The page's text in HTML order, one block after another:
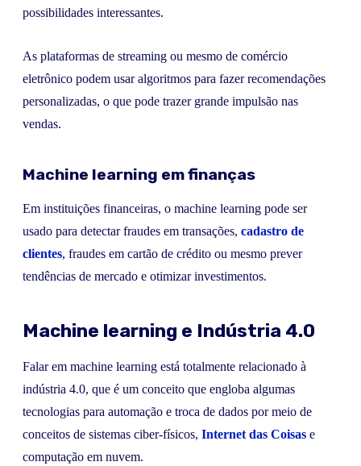
possibilidades interessantes.
As plataformas de streaming ou mesmo de comércio
eletrônico podem usar algoritmos para fazer recomendações
personalizadas, o que pode trazer grande impulsão nas
vendas.
Machine learning em finanças
Em instituições financeiras, o machine learning pode ser
usado para detectar fraudes em transações, cadastro de
clientes, fraudes em cartão de crédito ou mesmo prever
tendências de mercado e otimizar investimentos.
Machine learning e Indústria 4.0
Falar em machine learning está totalmente relacionado à
indústria 4.0, que é um conceito que engloba algumas
tecnologias para automação e troca de dados por meio de
conceitos de sistemas ciber-físicos, Internet das Coisas e
computação em nuvem.